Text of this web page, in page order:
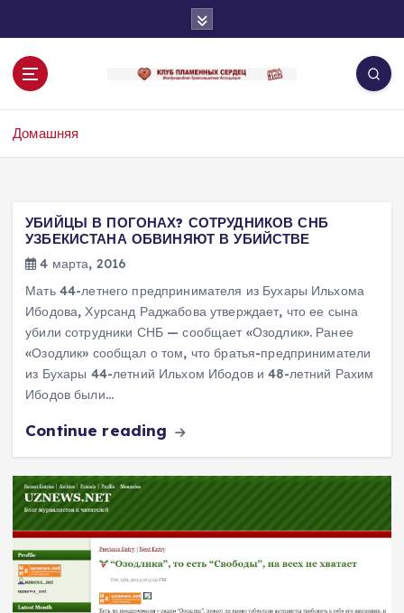
к
Домашняя
УБИЙЦЫ В ПОГОНАХ? СОТРУДНИКОВ СНБ
УЗБЕКИСТАНА ОБВИНЯЮТ В УБИЙСТВЕ
4 марта, 2016
Мать 44-летнего предпринимателя из Бухары Ильхома
Ибодова, Хурсанд Раджабова утверждает, что ее сына
убили сотрудники СНБ — сообщает «Озодлик». Ранее
«Озодлик» сообщал о том, что братья-предприниматели
из Бухары 44-летний Ильхом Ибодов и 48-летний Рахим
Ибодов были…
Continue reading